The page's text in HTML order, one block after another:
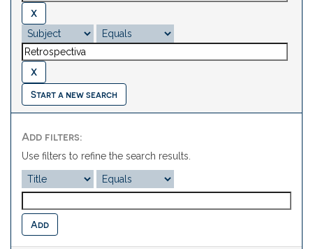
Start a new search
Add filters:
Use filters to refine the search results.